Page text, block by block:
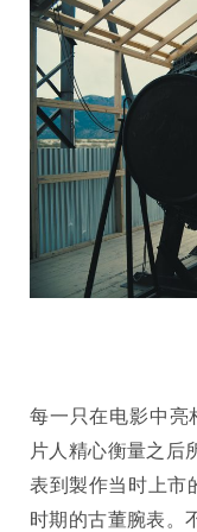
每一只在电影中亮
片人精心衡量之后
表到製作当时上市
时期的古董腕表。